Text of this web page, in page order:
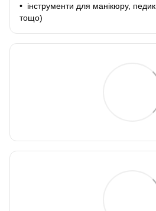
• інструменти для манікюру,
тощо)